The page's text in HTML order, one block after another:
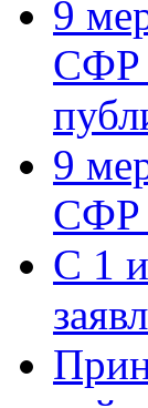
9
СФР
9
СФР
С 1